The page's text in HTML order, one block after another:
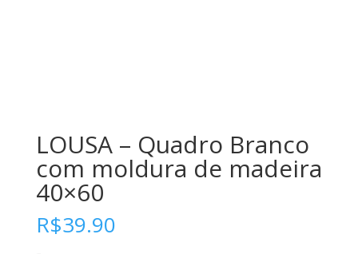
LOUSA – Quadro Branco
com moldura de madeira
40×60
R$39.90